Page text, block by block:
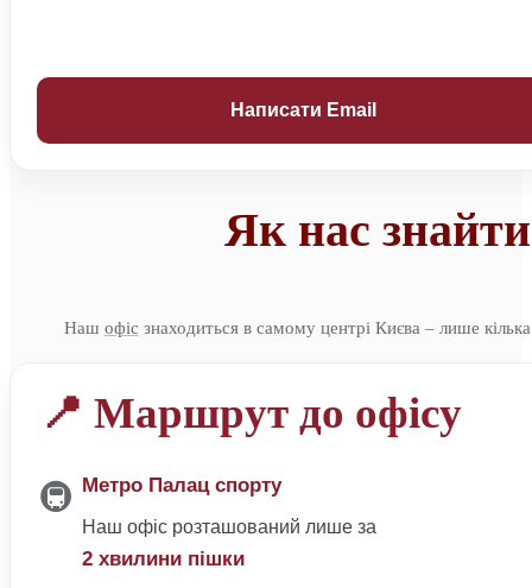
Написати Email
Як нас
Наш офіс знаходиться в самому центрі Києва – лише
📍 Маршрут до офісу
🚇 Метро Палац спорту
Наш офіс розташований лише за
2 хвилини пішки